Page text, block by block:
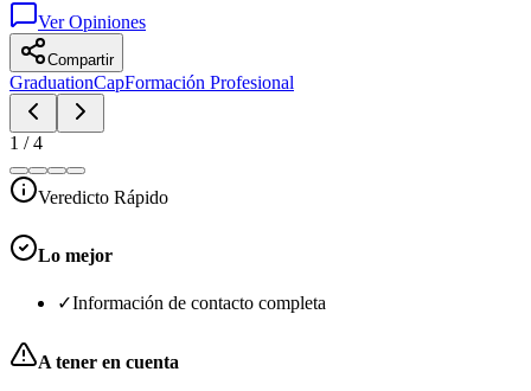
Ver Opiniones
Compartir
GraduationCapFormación Profesional
1 /4
Veredicto Rápido
Lo mejor
✓Información de contacto completa
A tener en cuenta